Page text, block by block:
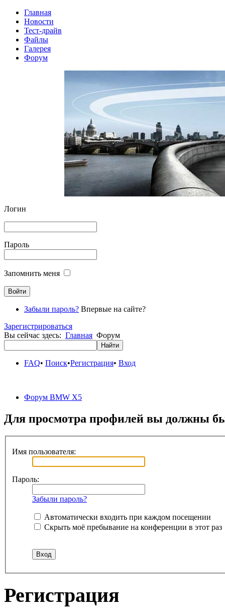
Главная
Новости
Тест-драйв
Файлы
Галерея
Форум
Логин
Пароль
Запомнить меня
Забыли пароль? Впервые на сайте?
Зарегистрироваться
Вы сейчас здесь: Главная Форум
FAQ• Поиск•Регистрация• Вход
Форум BMW X5
Для просмотра профилей вы должны
Имя пользователя:
Пароль:
Забыли пароль?
Автоматически входить при каждом посещении
Скрыть моё пребывание на конференции в этот раз
Регистрация